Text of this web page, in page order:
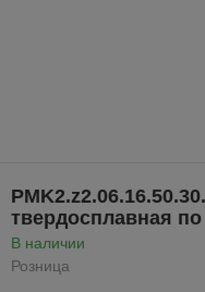
твердосплавная
В наличии
Розница